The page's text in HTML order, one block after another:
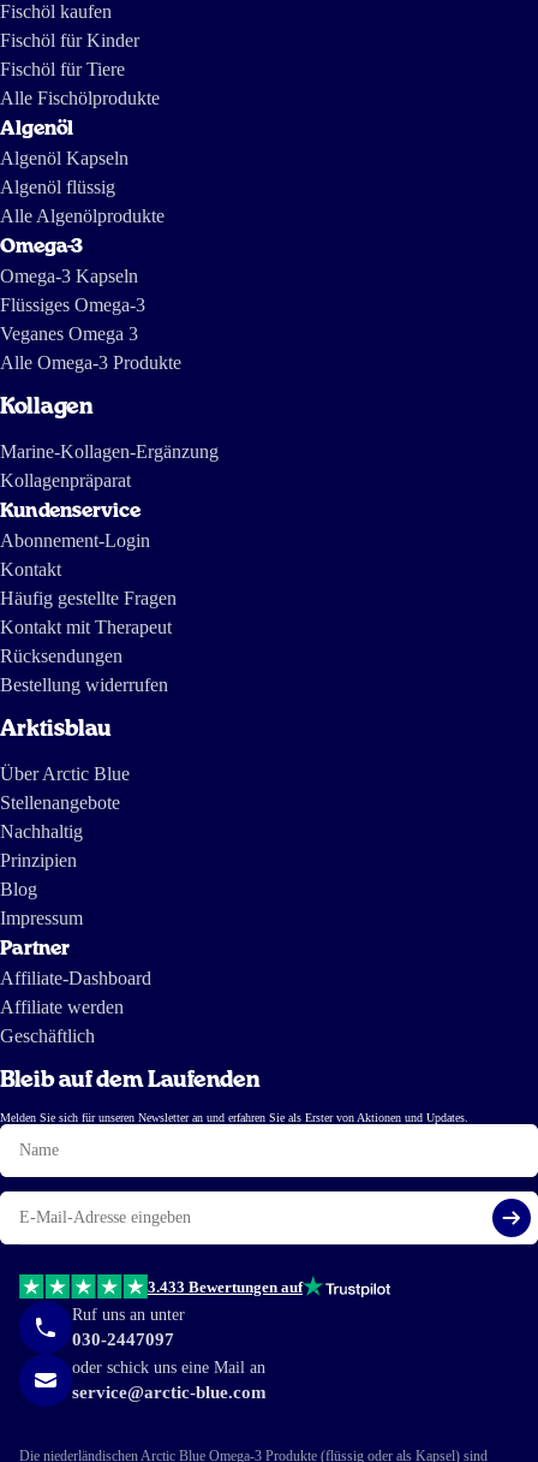
Fischöl kaufen
Fischöl für Kinder
Fischöl für Tiere
Alle Fischölprodukte
Algenöl
Algenöl Kapseln
Algenöl flüssig
Alle Algenölprodukte
Omega-3
Omega-3 Kapseln
Flüssiges Omega-3
Veganes Omega 3
Alle Omega-3 Produkte
Kollagen
Marine-Kollagen-Ergänzung
Kollagenpräparat
Kundenservice
Abonnement-Login
Kontakt
Häufig gestellte Fragen
Kontakt mit Therapeut
Rücksendungen
Bestellung widerrufen
Arktisblau
Über Arctic Blue
Stellenangebote
Nachhaltig
Prinzipien
Blog
Impressum
Partner
Affiliate-Dashboard
Affiliate werden
Geschäftlich
Bleib auf dem Laufenden
Melden Sie sich für unseren Newsletter an und erfahren Sie als Erster von Aktionen und Updates.
Name
E-
Mail
3.433 Bewertungen auf
Ruf uns an unter
030-2447097
oder schick uns eine Mail an
service@arctic-blue.com
Die niederländischen Arctic Blue Omega-3 Produkte (flüssig oder als Kapsel) sind